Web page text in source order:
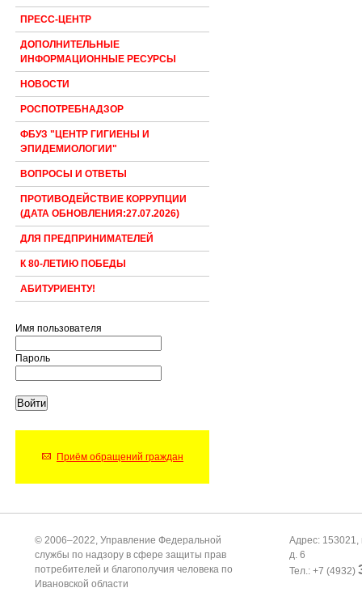
ПРЕСС-ЦЕНТР
ДОПОЛНИТЕЛЬНЫЕ
ИНФОРМАЦИОННЫЕ РЕСУРСЫ
НОВОСТИ
РОСПОТРЕБНАДЗОР
ФБУЗ "ЦЕНТР ГИГИЕНЫ И
ЭПИДЕМИОЛОГИИ"
ВОПРОСЫ И ОТВЕТЫ
ПРОТИВОДЕЙСТВИЕ КОРРУПЦИИ
(ДАТА ОБНОВЛЕНИЯ:27.07.2026)
ДЛЯ ПРЕДПРИНИМАТЕЛЕЙ
К 80-ЛЕТИЮ ПОБЕДЫ
АБИТУРИЕНТУ!
Имя пользователя
Пароль
Приём обращений граждан
© 2006–2022, Управление Федеральной
службы по надзору в сфере защиты прав
потребителей и благополучия человека по
Ивановской области
Адрес: 153021,
д. 6
Тел.: +7 (4932)